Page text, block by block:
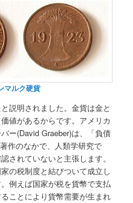
マルク硬貨
説明されました。金貨は金と
値があるからです。アメリカ
ー(David Graeber)は、「負債
作のなかで、人類学研究で
されていないと主張します。
の税制度と結びついて成立し
例えば国家が税を貨幣で支払
ことにより貨幣需要が生まれ